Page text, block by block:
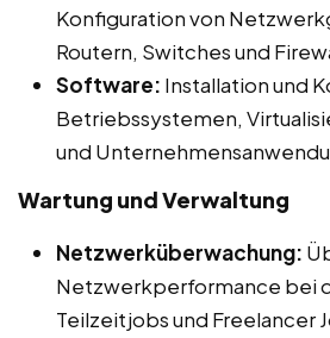
Konfiguration von
Routern, Switches und
Software: Installation und
Betriebssystemen,
und
Wartung und Verwaltung
Netzwerküberwachung:
Netzwerkperformance bei
Teilzeitjobs und Freelancer